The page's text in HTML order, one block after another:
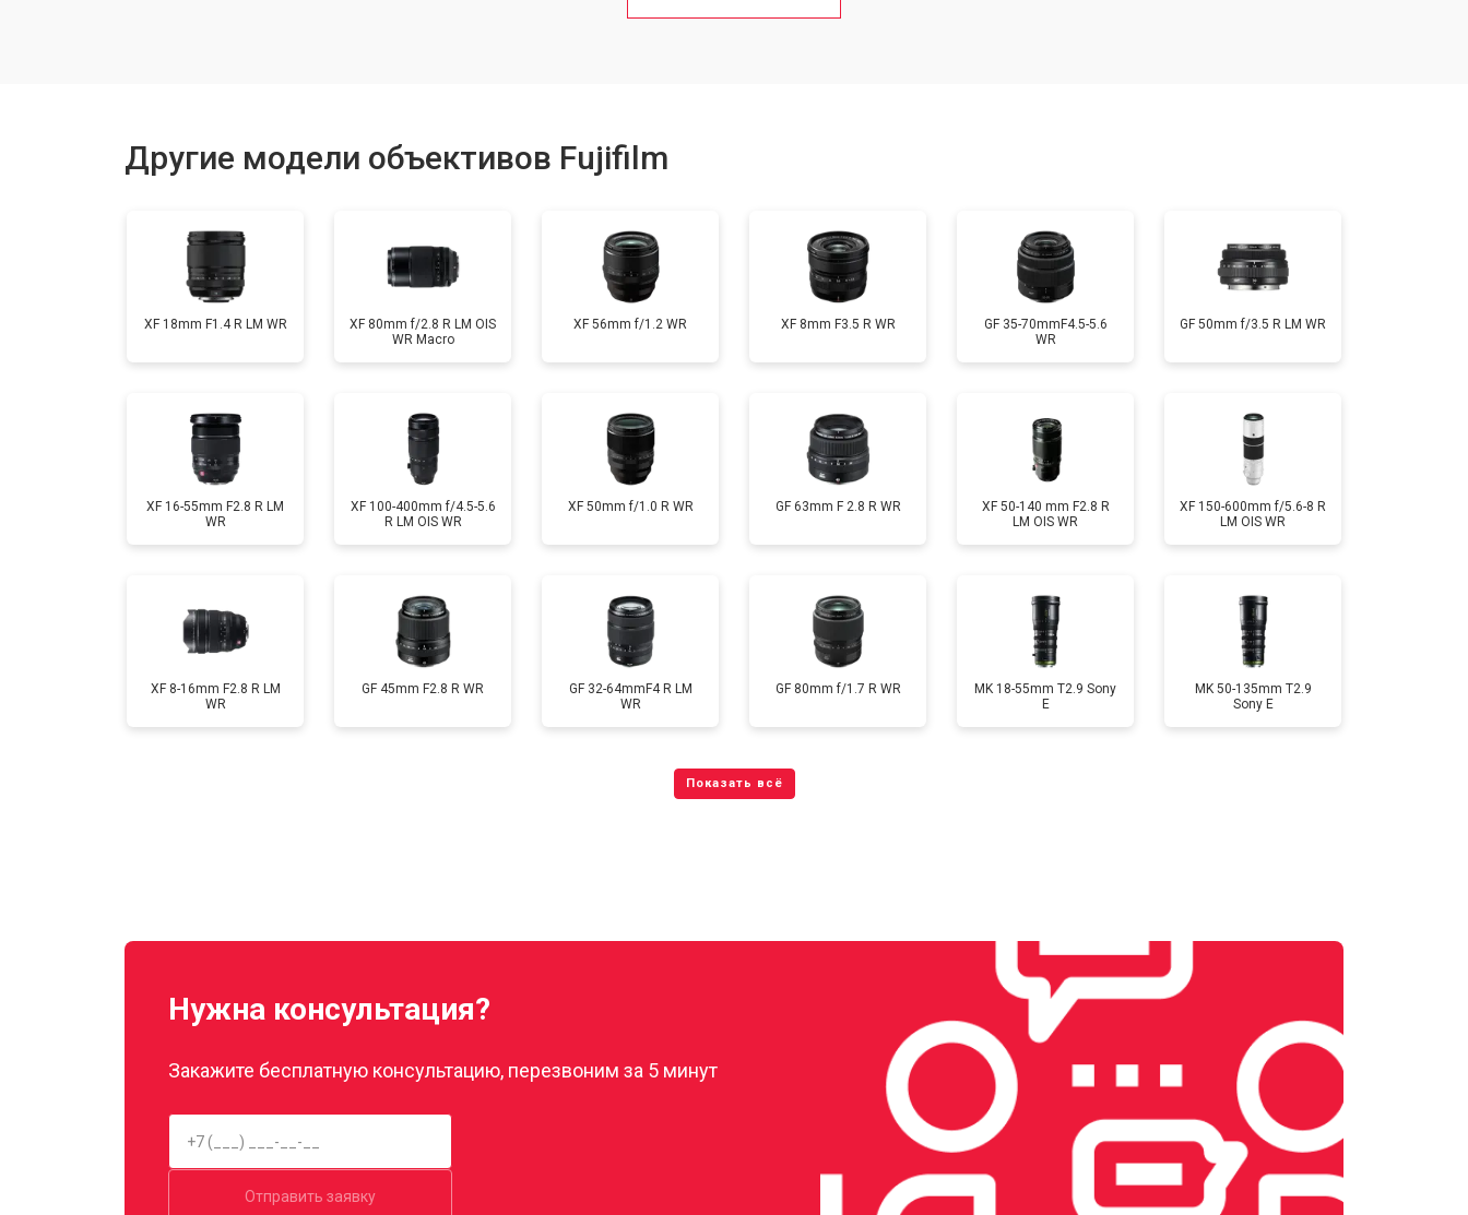
Другие модели объективов Fujifilm
XF 18mm F1.4 R LM WR
XF 80mm f/2.8 R LM OIS
WR Macro
XF 56mm f/1.2 WR XF 8mm F3.5 R WR
GF 35-70mmF4.5-5.6
WR
GF 50mm f/3.5 R LM WR
XF 16-55mm F2.8 R LM
WR
XF 100-400mm f/4.5-5.6
R LM OIS WR
XF 50mm f/1.0 R WR GF 63mm F 2.8 R WR
XF 50-140 mm F2.8 R
LM OIS WR
XF 150-600mm f/5.6-8 R
LM OIS WR
XF 8-16mm F2.8 R LM
WR
GF 45mm F2.8 R WR
GF 32-64mmF4 R LM
WR
GF 80mm f/1.7 R WR
MK 18-55mm T2.9 Sony
E
MK 50-135mm T2.9
Sony E
Нужна консультация?
Закажите бесплатную консультацию, перезвоним за 5 минут
Отправить заявку